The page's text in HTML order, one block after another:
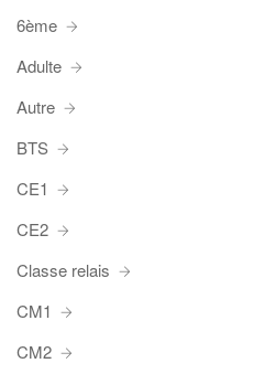
6ème
Adulte
Autre
BTS
CE1
CE2
Classe relais
CM1
CM2